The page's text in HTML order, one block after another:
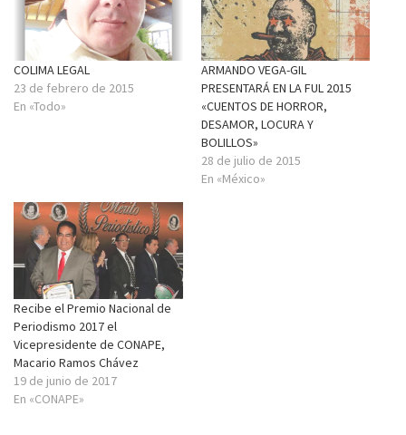
COLIMA LEGAL
23 de febrero de 2015
En «Todo»
ARMANDO VEGA-GIL
PRESENTARÁ EN LA FUL 2015
«CUENTOS DE HORROR,
DESAMOR, LOCURA Y
BOLILLOS»
28 de julio de 2015
En «México»
Recibe el Premio Nacional de
Periodismo 2017 el
Vicepresidente de CONAPE,
Macario Ramos Chávez
19 de junio de 2017
En «CONAPE»